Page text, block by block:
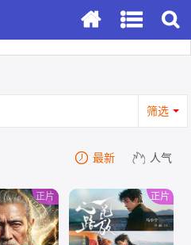
筛选
最新 人气
正片 正片